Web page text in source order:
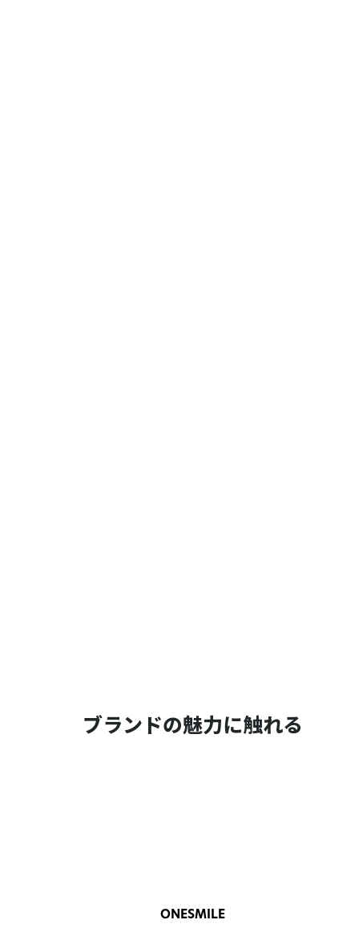
ブランドの魅力に触れる
ONESMILE